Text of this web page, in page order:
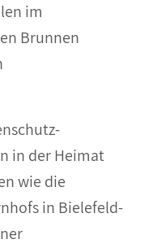
im
Brunnen
in der Heimat
wie die
in Bielefeld-